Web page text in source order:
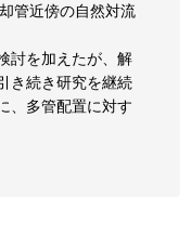
管近傍の自然対流
討を加えたが、解
き続き研究を継続
、多管配置に対す